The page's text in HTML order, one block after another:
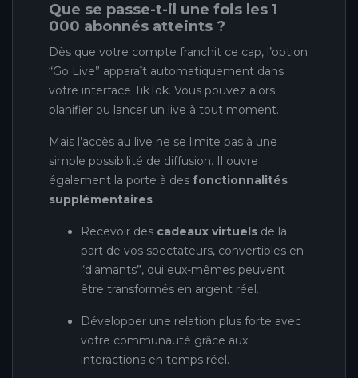
Que se passe-t-il une fois les 1
000 abonnés atteints ?
Dès que votre compte franchit ce cap, l’option
“Go Live” apparaît automatiquement dans
votre interface TikTok. Vous pouvez alors
planifier ou lancer un live à tout moment.
Mais l’accès au live ne se limite pas à une
simple possibilité de diffusion. Il ouvre
également la porte à des fonctionnalités
supplémentaires :
Recevoir des cadeaux virtuels de la
part de vos spectateurs, convertibles en
“diamants”, qui eux-mêmes peuvent
être transformés en argent réel.
Développer une relation plus forte avec
votre communauté grâce aux
interactions en temps réel.